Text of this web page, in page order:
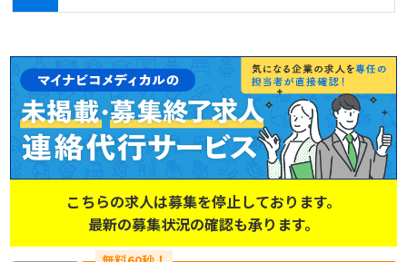
こちらの求人は募集を停止しております。
最新の募集状況の確認も承ります。